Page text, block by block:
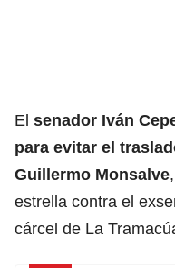
El senador Iván
para evitar el
Guillermo Monsalve
estrella contra el
cárcel de La